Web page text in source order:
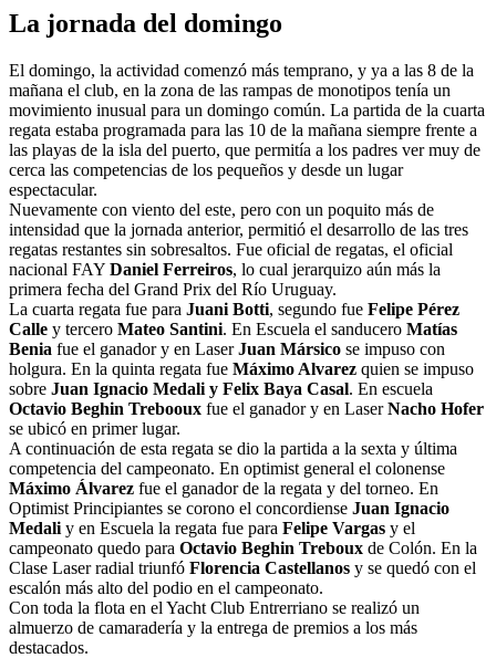
La jornada del domingo
El domingo, la actividad comenzó más temprano, y ya a las 8 de la
mañana el club, en la zona de las rampas de monotipos tenía un
movimiento inusual para un domingo común. La partida de la cuarta
regata estaba programada para las 10 de la mañana siempre frente a
las playas de la isla del puerto, que permitía a los padres ver muy de
cerca las competencias de los pequeños y desde un lugar
espectacular.
Nuevamente con viento del este, pero con un poquito más de
intensidad que la jornada anterior, permitió el desarrollo de las tres
regatas restantes sin sobresaltos. Fue oficial de regatas, el oficial
nacional FAY Daniel Ferreiros, lo cual jerarquizo aún más la
primera fecha del Grand Prix del Río Uruguay.
La cuarta regata fue para Juani Botti, segundo fue Felipe Pérez
Calle y tercero Mateo Santini. En Escuela el sanducero Matías
Benia fue el ganador y en LaserJuan Mársico se impuso con
holgura. En la quinta regata fue Máximo Alvarez quien se impuso
sobre Juan Ignacio Medali y Felix Baya Casal. En escuela
Octavio Beghin Trebooux fue el ganador y en LaserNacho Hofer
se ubicó en primer lugar.
A continuación de esta regata se dio la partida a la sexta y última
competencia del campeonato. En optimist general el colonense
Máximo Álvarez fue el ganador de la regata y del torneo. En
Optimist Principiantes se corono el concordiense Juan Ignacio
Medali y en Escuela la regata fue para Felipe Vargas y el
campeonato quedo para Octavio Beghin Treboux de Colón. En la
Clase Laser radial triunfó Florencia Castellanos y se quedó con el
escalón más alto del podio en el campeonato.
Con toda la flota en el Yacht Club Entrerriano se realizó un
almuerzo de camaradería y la entrega de premios a los más
destacados.